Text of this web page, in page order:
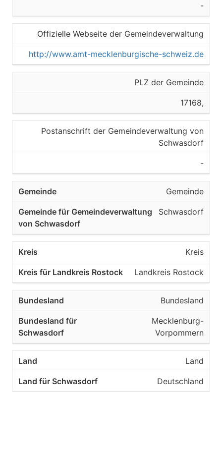
-
Offizielle Webseite der Gemeindeverwaltung
http://www.amt-mecklenburgische-schweiz.de
PLZ der Gemeinde
17168,
Postanschrift der Gemeindeverwaltung von
Schwasdorf
-
Gemeinde
Schwasdorf
Kreis
Landkreis Rostock
Bundesland
Mecklenburg-
Vorpommern
Land
Deutschland